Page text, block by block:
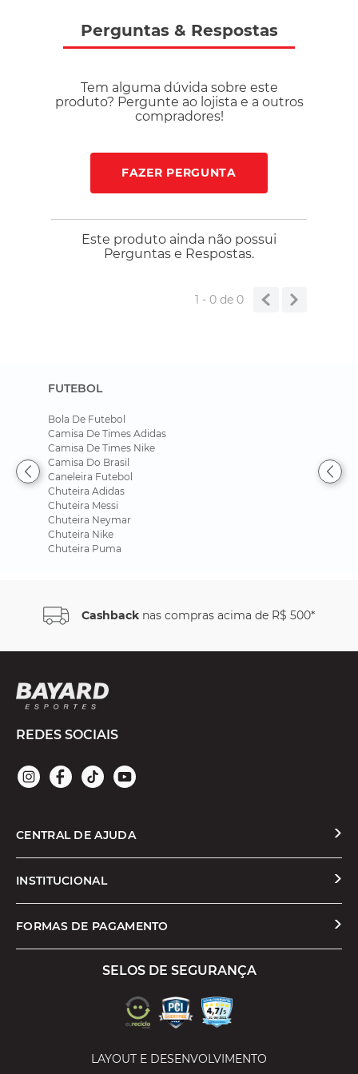
Perguntas & Respostas
Tem alguma dúvida sobre este
produto? Pergunte ao lojista e a outros
compradores!
FAZER PERGUNTA
Este produto ainda não possui
Perguntas e Respostas.
1 - 0de 0
FUTEBOL
Bola De Futebol
Camisa De Times Adidas
Camisa De Times Nike
Camisa Do Brasil
Caneleira Futebol
Chuteira Adidas
Chuteira Messi
Chuteira Neymar
Chuteira Nike
Chuteira Puma
Cashback nas compras acima de R$ 500*
REDES SOCIAIS
CENTRAL DE AJUDA
Solicitar Troca ou Devolução
Formas de Pagamento
INSTITUCIONAL
Quem Somos
Política de Privacidade
FORMAS DE PAGAMENTO
SELOS DE SEGURANÇA
LAYOUT E DESENVOLVIMENTO